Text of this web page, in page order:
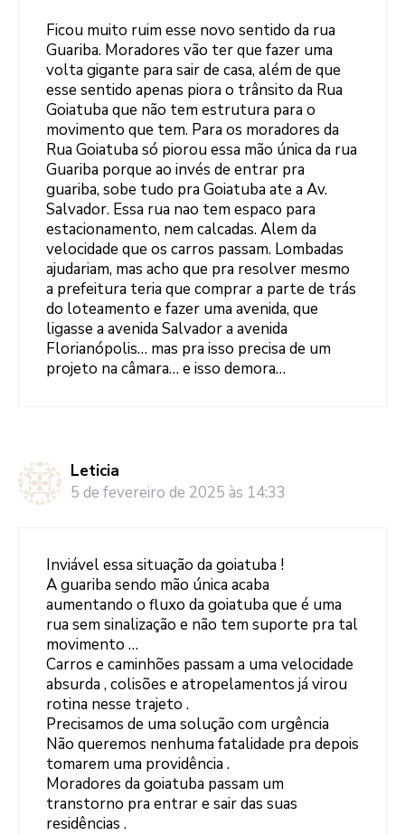
Ficou muito ruim esse novo sentido da rua
Guariba. Moradores vão ter que fazer uma
volta gigante para sair de casa, além de que
esse sentido apenas piora o trânsito da Rua
Goiatuba que não tem estrutura para o
movimento que tem. Para os moradores da
Rua Goiatuba só piorou essa mão única da rua
Guariba porque ao invés de entrar pra
guariba, sobe tudo pra Goiatuba ate a Av.
Salvador. Essa rua nao tem espaco para
estacionamento, nem calcadas. Alem da
velocidade que os carros passam. Lombadas
ajudariam, mas acho que pra resolver mesmo
a prefeitura teria que comprar a parte de trás
do loteamento e fazer uma avenida, que
ligasse a avenida Salvador a avenida
Florianópolis… mas pra isso precisa de um
projeto na câmara… e isso demora…
Leticia
5 de fevereiro de 2025 às 14:33
Inviável essa situação da goiatuba !
A guariba sendo mão única acaba
aumentando o fluxo da goiatuba que é uma
rua sem sinalização e não tem suporte pra tal
movimento …
Carros e caminhões passam a uma velocidade
absurda , colisões e atropelamentos já virou
rotina nesse trajeto .
Precisamos de uma solução com urgência
Não queremos nenhuma fatalidade pra depois
tomarem uma providência .
Moradores da goiatuba passam um
transtorno pra entrar e sair das suas
residências .